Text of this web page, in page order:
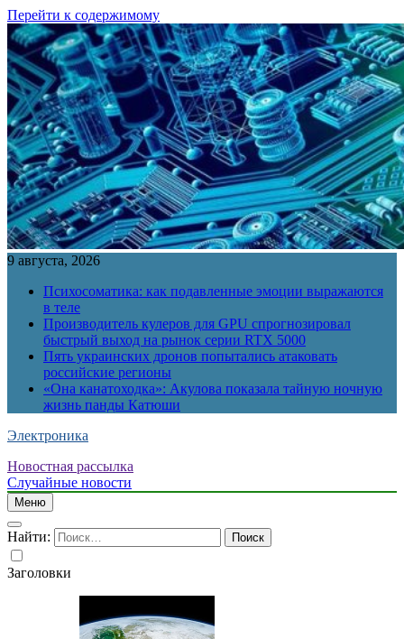
Перейти к содержимому
9 августа, 2026
Психосоматика: как подавленные эмоции выражаются
в теле
Производитель кулеров для GPU спрогнозировал
быстрый выход на рынок серии RTX 5000
Пять украинских дронов попытались атаковать
российские регионы
«Она канатоходка»: Акулова показала тайную ночную
жизнь панды Катюши
Электроника
Новостная рассылка
Случайные новости
Меню
Найти:
Заголовки